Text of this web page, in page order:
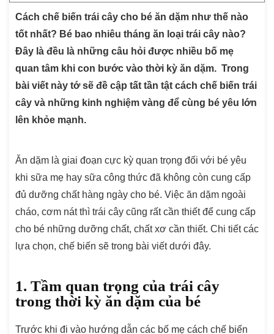
Cách chế biến trái cây cho bé ăn dặm như thế nào
tốt nhất? Bé bao nhiêu tháng ăn loại trái cây nào?
Đây là đều là những câu hỏi được nhiều bố mẹ
quan tâm khi con bước vào thời kỳ ăn dặm. Trong
bài viết này tớ sẽ đề cập tất tần tật cách chế biến trái
cây và những kinh nghiệm vàng để cùng bé yêu lớn
lên khỏe mạnh.
Ăn dặm là giai đoạn cực kỳ quan trọng đối với bé yêu
khi sữa mẹ hay sữa công thức đã không còn cung cấp
đủ dưỡng chất hàng ngày cho bé. Việc ăn dặm ngoài
cháo, cơm nát thì trái cây cũng rất cần thiết để cung cấp
cho bé những dưỡng chất, chất xơ cần thiết. Chi tiết các
lựa chọn, chế biến sẽ trong bài viết dưới đây.
1. Tầm quan trọng của trái cây
trong thời kỳ ăn dặm của bé
Trước khi đi vào hướng dẫn các bố mẹ cách chế biến